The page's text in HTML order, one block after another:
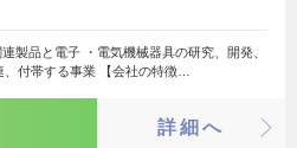
連製品と電子 ・電気機械器具の研究、開発、
付帯する事業 【会社の特徴…
詳細へ